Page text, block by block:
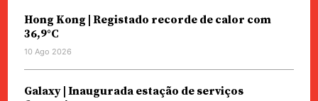
Hong Kong | Registado recorde de calor com
36,9°C
10 Ago 2026
Galaxy | Inaugurada estação de serviços